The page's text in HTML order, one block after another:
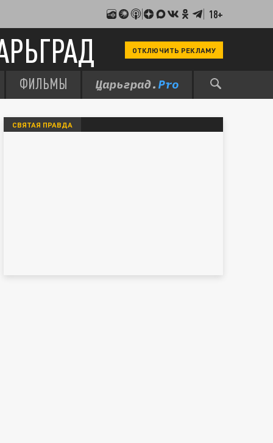
18+
ОТКЛЮЧИТЬ РЕКЛАМУ
ФИЛЬМЫ
СВЯТАЯ ПРАВДА